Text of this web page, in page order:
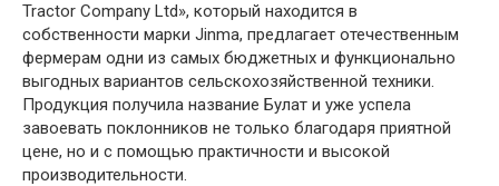
Tractor Company Ltd», который находится в
собственности марки Jinma, предлагает отечественным
фермерам одни из самых бюджетных и функционально
выгодных вариантов сельскохозяйственной техники.
Продукция получила название Булат и уже успела
завоевать поклонников не только благодаря приятной
цене, но и с помощью практичности и высокой
производительности.